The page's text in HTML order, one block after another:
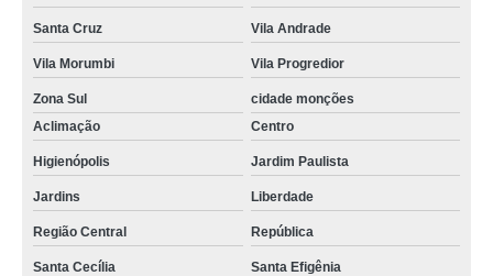
Santa Cruz Vila Andrade
Vila Morumbi Vila Progredior
Zona Sul
cidade monções
Aclimação
Centro
Higienópolis Jardim Paulista
Jardins Liberdade
Região Central República
Santa Cecília
Santa Efigênia